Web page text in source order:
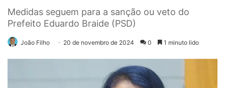
Medidas seguem para a sanção ou veto do
Prefeito Eduardo Braide (PSD)
João Filho 20 de novembro de 2024 0 1 minuto lido